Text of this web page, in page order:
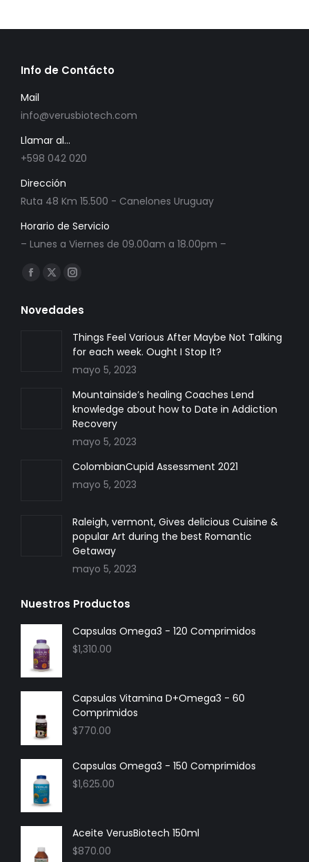
Info de Contácto
Mail
info@verusbiotech.com
Llamar al...
+598 042 020
Dirección
Ruta 48 Km 15.500 - Canelones Uruguay
Horario de Servicio
– Lunes a Viernes de 09.00am a 18.00pm –
Encuéntranos en:
Facebook
opens
X
opens
window
Instagram
opens
in
new
window
Novedades
Things Feel Various After Maybe Not Talking
for each week. Ought I Stop It?
mayo 5, 2023
Mountainside’s healing Coaches Lend
knowledge about how to Date in Addiction
Recovery
mayo 5, 2023
ColombianCupid Assessment 2021
mayo 5, 2023
Raleigh, vermont, Gives delicious Cuisine &
popular Art during the best Romantic
Getaway
mayo 5, 2023
Nuestros Productos
Capsulas Omega3 - 120 Comprimidos
$1,310.00
Capsulas Vitamina D+Omega3 - 60
Comprimidos
$770.00
Capsulas Omega3 - 150 Comprimidos
$1,625.00
Aceite VerusBiotech 150ml
$870.00